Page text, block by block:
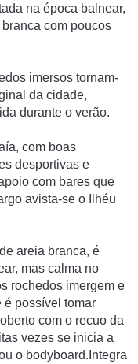
na época balnear,
com poucos
imersos tornam-
da cidade,
durante o verão.
com boas
desportivas e
com bares que
avista-se o Ilhéu
areia branca, é
mas calma no
rochedos imergem e
é possível tomar
com o recuo da
vezes se inicia a
o bodyboard.Integra